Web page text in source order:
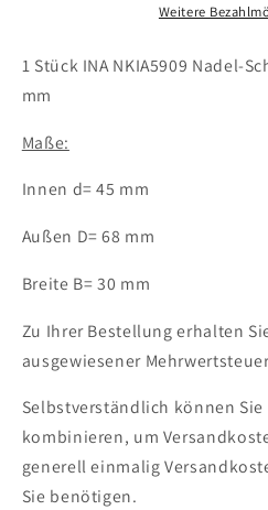
Schrägkugellager
mm
5909
Kugellager
mm
Weitere
1 Stück INA NKIA5909 Nadel-
mm
Maße:
Innen d= 45 mm
Außen D= 68 mm
Breite B= 30 mm
Zu Ihrer Bestellung erhalten
ausgewiesener
Selbstverständlich können
kombinieren, um
generell einmalig
Sie benötigen.